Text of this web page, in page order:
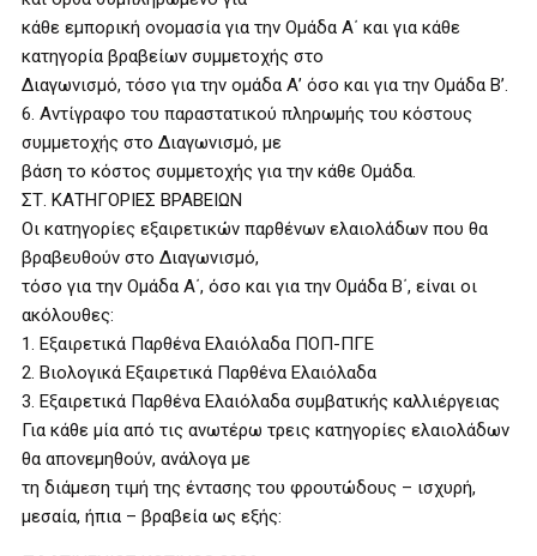
κάθε εμπορική ονομασία για την Ομάδα Α΄ και για κάθε
κατηγορία βραβείων συμμετοχής στο
Διαγωνισμό, τόσο για την ομάδα Α’ όσο και για την Ομάδα Β’.
6. Αντίγραφο του παραστατικού πληρωμής του κόστους
συμμετοχής στο Διαγωνισμό, με
βάση το κόστος συμμετοχής για την κάθε Ομάδα.
ΣΤ. ΚΑΤΗΓΟΡΙΕΣ ΒΡΑΒΕΙΩΝ
Οι κατηγορίες εξαιρετικών παρθένων ελαιολάδων που θα
βραβευθούν στο Διαγωνισμό,
τόσο για την Ομάδα Α΄, όσο και για την Ομάδα Β΄, είναι οι
ακόλουθες:
1. Εξαιρετικά Παρθένα Ελαιόλαδα ΠΟΠ-ΠΓΕ
2. Βιολογικά Εξαιρετικά Παρθένα Ελαιόλαδα
3. Εξαιρετικά Παρθένα Ελαιόλαδα συμβατικής καλλιέργειας
Για κάθε μία από τις ανωτέρω τρεις κατηγορίες ελαιολάδων
θα απονεμηθούν, ανάλογα με
τη διάμεση τιμή της έντασης του φρουτώδους – ισχυρή,
μεσαία, ήπια – βραβεία ως εξής: